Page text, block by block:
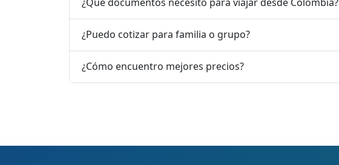
¿Qué documentos necesito para viajar desde Colombia?
¿Puedo cotizar para familia o grupo?
¿Cómo encuentro mejores precios?